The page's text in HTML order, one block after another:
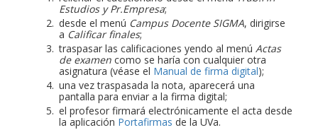
Estudios y Pr.Empresa;
desde el menú Campus Docente SIGMA, dirigirse
a Calificar finales;
traspasar las calificaciones yendo al menú Actas
de examen como se haría con cualquier otra
asignatura (véase el Manual de firma digital);
una vez traspasada la nota, aparecerá una
pantalla para enviar a la firma digital;
el profesor firmará electrónicamente el acta desde
la aplicación Portafirmas de la UVa.